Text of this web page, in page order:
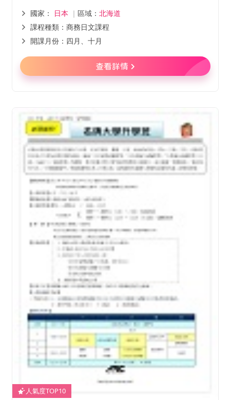
國家： 日本 ｜ 區域： 北海道
課程種類：商務日文課程
開課月份：四月、十月
查看詳情
人氣度TOP10